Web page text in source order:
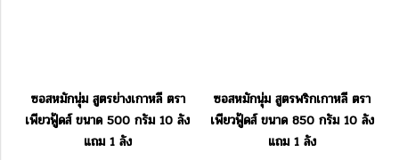
ซอสหมักนุ่ม สูตรย่างเกาหลี ตรา
เพียวฟู้ดส์ ขนาด 500 กรัม 10 ลัง
แถม 1 ลัง
ซอสหมักนุ่ม สูตรพริกเกาหลี ตรา
เพียวฟู้ดส์ ขนาด 850 กรัม 10 ลัง
แถม 1 ลัง